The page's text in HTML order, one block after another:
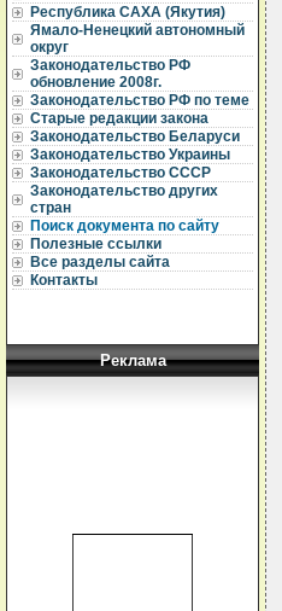
Республика САХА (Якутия)
Ямало-Ненецкий автономный
округ
Законодательство РФ
обновление 2008г.
Законодательство РФ по теме
Старые редакции закона
Законодательство Беларуси
Законодательство Украины
Законодательство СССР
Законодательство других
стран
Поиск документа по сайту
Полезные ссылки
Все разделы сайта
Контакты
Реклама